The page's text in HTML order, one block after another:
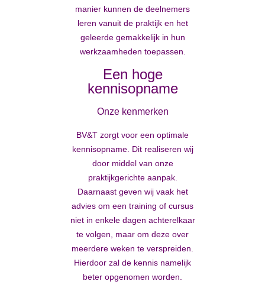
manier kunnen de deelnemers
leren vanuit de praktijk en het
geleerde gemakkelijk in hun
werkzaamheden toepassen.
Een hoge
kennisopname
Onze kenmerken
BV&T zorgt voor een optimale
kennisopname. Dit realiseren wij
door middel van onze
praktijkgerichte aanpak.
Daarnaast geven wij vaak het
advies om een training of cursus
niet in enkele dagen achterelkaar
te volgen, maar om deze over
meerdere weken te verspreiden.
Hierdoor zal de kennis namelijk
beter opgenomen worden.